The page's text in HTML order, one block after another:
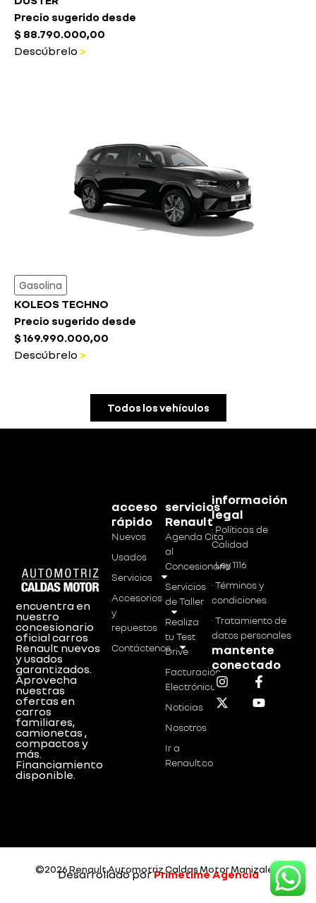
Precio sugerido desde
$ 88.790.000,00
Descúbrelo >
Gasolina
KOLEOS TECHNO
Precio sugerido desde
$ 169.990.000,00
Descúbrelo >
Todos los vehículos
encuentra en
nuestro
concesionario
oficial carros
Renault nuevos
y usados
garantizados.
Aprovecha
nuestras
ofertas en
carros
familiares,
camionetas ,
compactos y
más.
Financiamiento
disponible.
servicios
Renault
Agenda Cita
al
Concesionario
Servicios
de Taller
Realiza
tu Test
Drive
Facturación
Electrónica
Noticias
Nosotros
Ir a
Renault.co
acceso
rápido
Nuevos
Usados
Servicios
Accesorios
y
repuestos
Contáctenos
información
legal
· Políticas de
Calidad
· Ley 1116
· Términos y
condiciones
· Tratamiento de
datos personales
mantente
conectado
©2026 Renault Automotriz Caldas Motor Manizales.
Desarrollado porPrimetime Agencia